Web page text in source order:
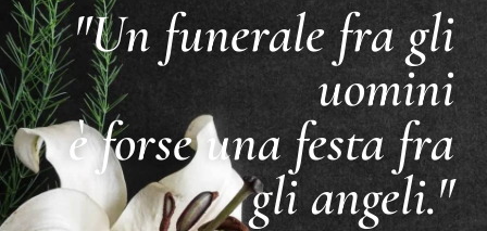
"Un funerale fra gli
uomini
è forse una festa fra
gli angeli."